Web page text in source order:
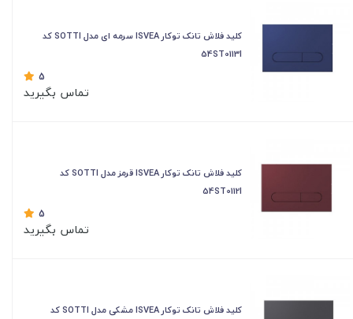
کلید فلاش تانک توکار ISVEA سرمه ای مدل SOTTI کد
54ST0113I
5
تماس بگیرید
کلید فلاش تانک توکار ISVEA قرمز مدل SOTTI کد
54ST0112I
5
تماس بگیرید
کلید فلاش تانک توکار ISVEA مشکی مدل SOTTI کد